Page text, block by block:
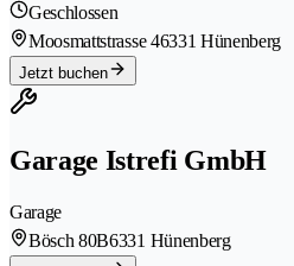
Geschlossen
Moosmattstrasse 46331 Hünenberg
Jetzt buchen
Garage Istrefi GmbH
Garage
Bösch 80B6331 Hünenberg